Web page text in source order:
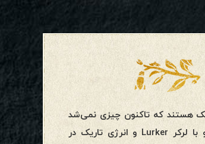
تاریک هستند که تاکنون چیزی نمی‌شد
در موردش گفت. آن شبکه از جهان دیگری نشأت گرفته، منبع شر کیهانی است و با لرکر Lurker و انرژی تاریک در